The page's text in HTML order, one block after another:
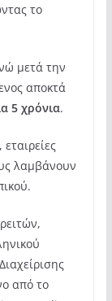
το
μετά την
αποκτά
5 χρόνια.
λαμβάνουν
από το